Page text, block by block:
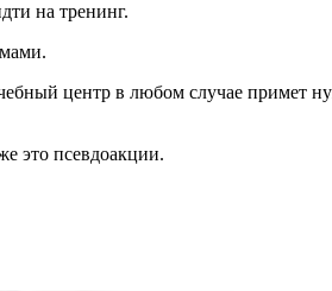
на тренинг.
центр в любом случае примет
это псевдоакции.